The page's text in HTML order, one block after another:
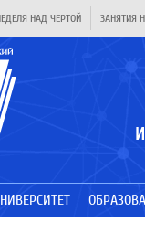
НАД ЧЕРТОЙ ЗАНЯТИЯ